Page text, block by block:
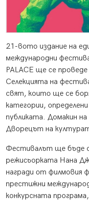
21-вото издание на
международни
PALACE ще се
Селекцията на
свят, които ще се
категории,
публиката. Домакин
Дворецът на
Фестивалът ще бъде
режисьорката Нана
награди от филмовия
престижни
конкурсната